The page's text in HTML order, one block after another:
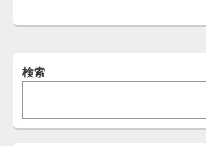
イ
イ
検索